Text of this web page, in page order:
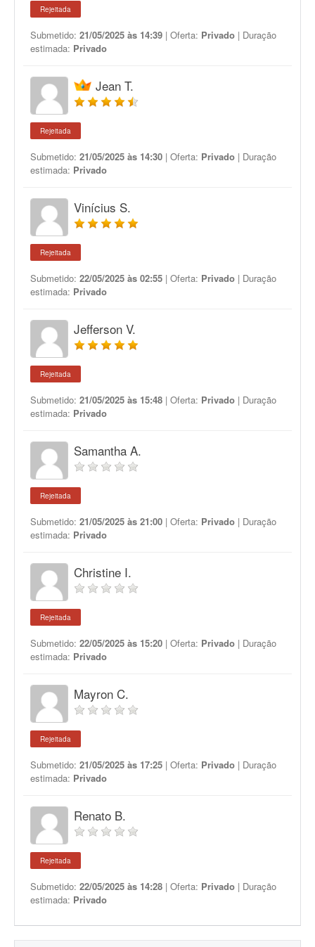
Rejeitada
Submetido: 21/05/2025 às 14:39 | Oferta: Privado | Duração
estimada: Privado
Jean T.
Rejeitada
Submetido: 21/05/2025 às 14:30 | Oferta: Privado | Duração
estimada: Privado
Vinícius S.
Rejeitada
Submetido: 22/05/2025 às 02:55 | Oferta: Privado | Duração
estimada: Privado
Jefferson V.
Rejeitada
Submetido: 21/05/2025 às 15:48 | Oferta: Privado | Duração
estimada: Privado
Samantha A.
Rejeitada
Submetido: 21/05/2025 às 21:00 | Oferta: Privado | Duração
estimada: Privado
Christine I.
Rejeitada
Submetido: 22/05/2025 às 15:20 | Oferta: Privado | Duração
estimada: Privado
Mayron C.
Rejeitada
Submetido: 21/05/2025 às 17:25 | Oferta: Privado | Duração
estimada: Privado
Renato B.
Rejeitada
Submetido: 22/05/2025 às 14:28 | Oferta: Privado | Duração
estimada: Privado